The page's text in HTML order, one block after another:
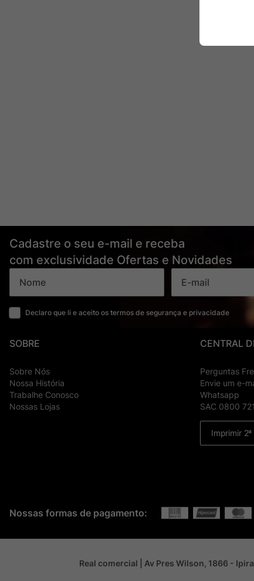
Cadastre o seu e-mail e receba
com exclusividade Ofertas e Novidades
Declaro que li e aceito os termos de segurança e privacidade
SOBRE
Sobre Nós
Nossa História
Trabalhe Conosco
Nossas Lojas
CENTRAL
Perguntas
Envie um e-
Whatsapp
SAC 0800
Imprimir
Nossas formas de pagamento:
Real comercial | Av Pres Wilson, 1866 -